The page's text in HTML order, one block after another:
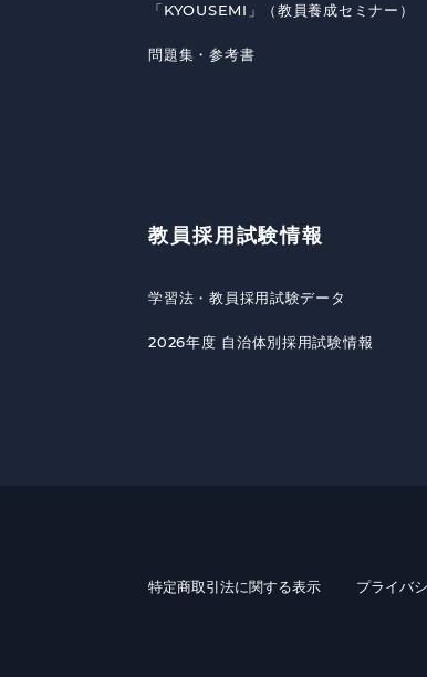
「KYOUSEMI」（教員養成セミナー）
問題集・参考書
教員採用試験情報
学習法・教員採用試験データ
2026年度 自治体別採用試験情報
特定商取引法に関する表示 プライバ